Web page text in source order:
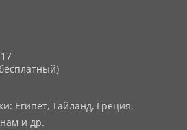
Египет, Тайланд, Греция,
и др.